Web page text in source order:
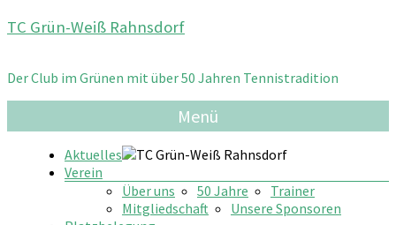
Zum
TC Grün-Weiß Rahnsdorf
Der Club im Grünen mit über 50 Jahren Tennistradition
Menü
Aktuelles
Verein
Über uns
50 Jahre
Trainer
Mitgliedschaft
Unsere Sponsoren